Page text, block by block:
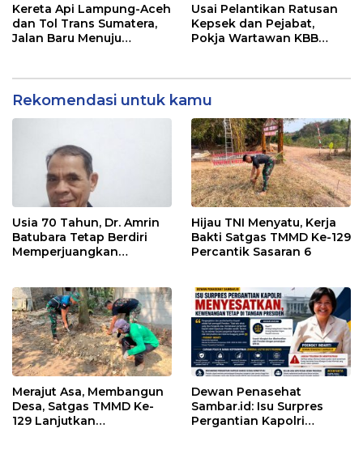
Didesak Bertindak
Pelayanan Dinas
Transmigrasi Luwu Timur
Kereta Api Lampung-Aceh
dan Tol Trans Sumatera,
Jalan Baru Menuju
Usai Pelantikan Ratusan
Kepsek dan Pejabat,
Pokja Wartawan KBB
Rekomendasi untuk kamu
Usia 70 Tahun, Dr. Amrin
Batubara Tetap Berdiri
Memperjuangkan
Hijau TNI Menyatu, Kerja
Bakti Satgas TMMD Ke-129
Percantik Sasaran 6
Merajut Asa, Membangun
Desa, Satgas TMMD Ke-
129 Lanjutkan
Dewan Penasehat
Sambar.id: Isu Surpres
Pergantian Kapolri